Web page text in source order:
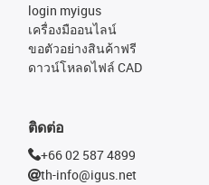
login myigus
เครื่องมืออนไลน์
ขอตัวอย่างสินค้าฟรี
ดาวน์โหลดไฟล์ CAD
ติดต่อ
+66 02 587 4899
th-info@igus.net